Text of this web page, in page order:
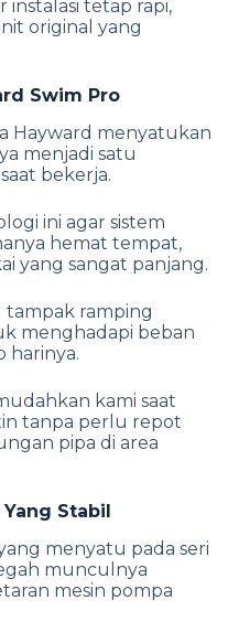
instalasi tetap rapi,
original yang
Swim Pro
Hayward menyatukan
menjadi satu
bekerja.
ini agar sistem
hemat tempat,
yang sangat panjang.
tampak ramping
menghadapi beban
harinya.
kami saat
tanpa perlu repot
pipa di area
Stabil
menyatu pada seri
munculnya
mesin pompa